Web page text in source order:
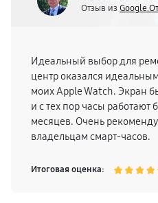
Отзыв из
Идеальный выбор для
центр оказался
моих Apple Watch. Экран
и с тех пор часы работают
месяцев. Очень
владельцам смарт-часов.
Итоговая оценка: